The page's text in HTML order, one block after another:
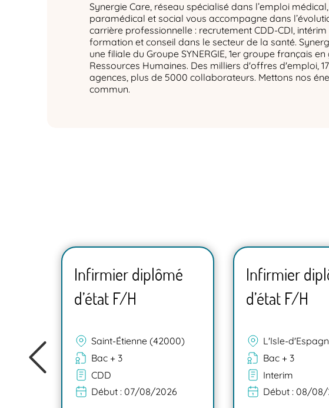
Synergie Care, réseau spécialisé dans l’emploi médical,
paramédical et social vous accompagne dans
carrière professionnelle : recrutement CDD-CDI,
formation et conseil dans le secteur de la santé.
une filiale du Groupe SYNERGIE, 1er groupe français
Ressources Humaines. Des milliers d'offres d'emploi,
agences, plus de 5000 collaborateurs. Mettons nos
commun.
Infirmier diplômé
d’état F/H
Saint-Étienne (42000)
Bac + 3
CDD
Début : 07/08/2026
Infirmier
d’état F/H
L'Isle-
Bac + 3
Interim
Début : 08/08/